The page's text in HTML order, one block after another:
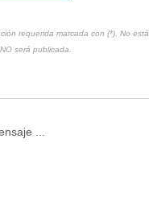
requerida marcada con (*). No
será publicada.